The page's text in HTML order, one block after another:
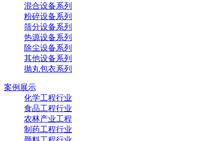
混合设备系列
粉碎设备系列
筛分设备系列
热源设备系列
除尘设备系列
其他设备系列
抛丸包衣系列
案例展示
化学工程行业
食品工程行业
农林产业工程
制药工程行业